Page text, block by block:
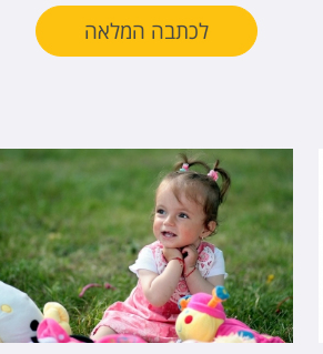
לכתבה המלאה